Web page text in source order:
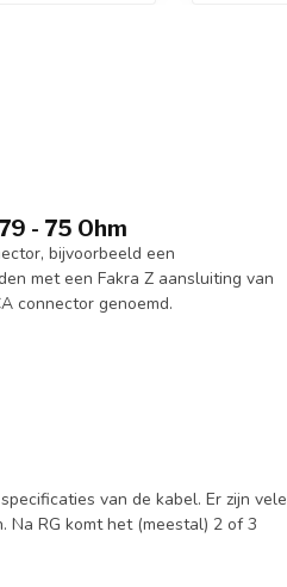
- 75 Ohm
bijvoorbeeld een
met een Fakra Z aansluiting van
connector genoemd.
van de kabel. Er zijn vele
RG komt het (meestal) 2 of 3